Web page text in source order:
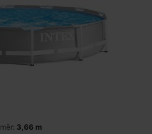
3,66 m